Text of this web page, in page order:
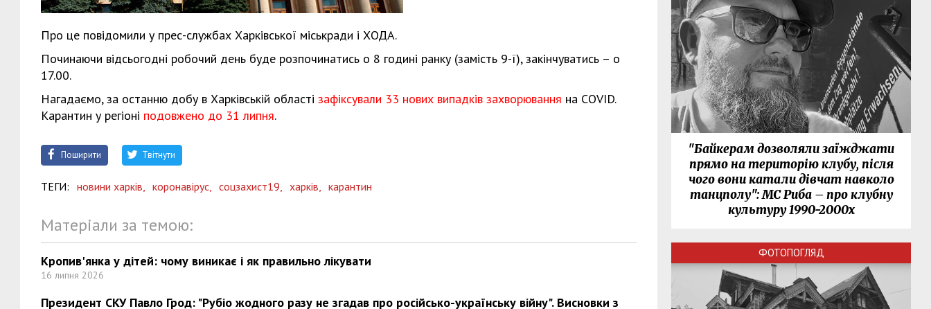
Про це повідомили у прес-службах Харківської міськради і ХОДА.
Починаючи відсьогодні робочий день буде розпочинатись о 8 годині ранку (замість 9-ї), закінчуватись – о
17.00.
Нагадаємо, за останню добу в Харківській області зафіксували 33 нових випадків захворювання на COVID.
Карантин у регіоні подовжено до 31 липня.
Поширити Твітнути
ТЕГИ: новини харків, коронавірус, соцзахист19, харків, карантин
Матеріали за темою:
Кропив'янка у дітей: чому виникає і як правильно лікувати
16 липня 2026
Президент СКУ Павло Грод: "Рубіо жодного разу не згадав про російсько-українську війну". Висновки з
"Байкерам дозволяли заїжджати
прямо на територію клубу, після
чого вони катали дівчат навколо
танцполу": МС Риба – про клубну
культуру 1990-2000х
ФОТОПОГЛЯД